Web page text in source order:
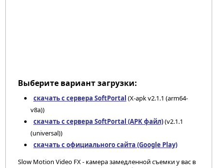
Выберите вариант загрузки:
скачать с сервера SoftPortal (X-apk v2.1.1 (arm64-
v8a))
скачать с сервера SoftPortal (APK файл)(v2.1.1
(universal))
скачать с официального сайта (Google Play)
Slow Motion Video FX - камера замедленной съемки у вас в